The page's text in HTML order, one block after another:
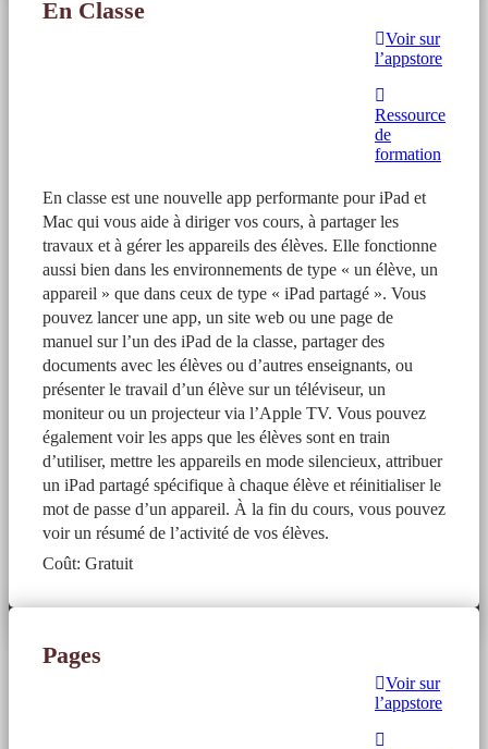
En Classe
Voir sur
l’appstore
Ressource
de
formation
En classe est une nouvelle app performante pour iPad et
Mac qui vous aide à diriger vos cours, à partager les
travaux et à gérer les appareils des élèves. Elle fonctionne
aussi bien dans les environnements de type « un élève, un
appareil » que dans ceux de type « iPad partagé ». Vous
pouvez lancer une app, un site web ou une page de
manuel sur l’un des iPad de la classe, partager des
documents avec les élèves ou d’autres enseignants, ou
présenter le travail d’un élève sur un téléviseur, un
moniteur ou un projecteur via l’Apple TV. Vous pouvez
également voir les apps que les élèves sont en train
d’utiliser, mettre les appareils en mode silencieux, attribuer
un iPad partagé spécifique à chaque élève et réinitialiser le
mot de passe d’un appareil. À la fin du cours, vous pouvez
voir un résumé de l’activité de vos élèves.
Coût: Gratuit
Pages
Voir sur
l’appstore